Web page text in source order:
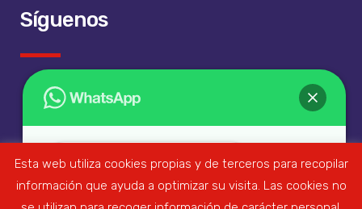
Síguenos
Esta web utiliza cookies propias y de terceros para recopilar
información que ayuda a optimizar su visita. Las cookies no
¡Hola!
¿En qué podemos ayudarte?